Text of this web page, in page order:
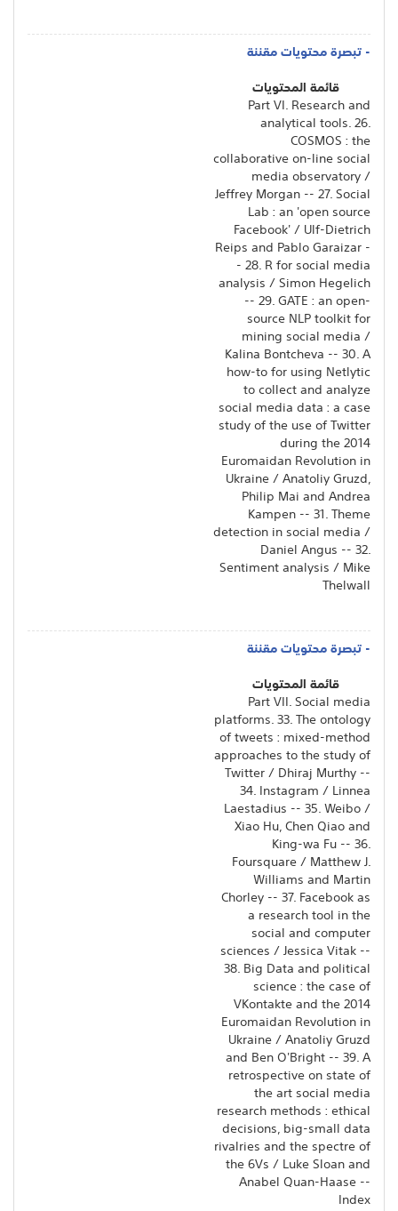
- تبصرة محتويات مقننة
قائمة المحتويات
Part VI. Research and
analytical tools. 26.
COSMOS : the
collaborative on-line social
media observatory /
Jeffrey Morgan -- 27. Social
Lab : an 'open source
Facebook' / Ulf-Dietrich
Reips and Pablo Garaizar -
- 28. R for social media
analysis / Simon Hegelich
-- 29. GATE : an open-
source NLP toolkit for
mining social media /
Kalina Bontcheva -- 30. A
how-to for using Netlytic
to collect and analyze
social media data : a case
study of the use of Twitter
during the 2014
Euromaidan Revolution in
Ukraine / Anatoliy Gruzd,
Philip Mai and Andrea
Kampen -- 31. Theme
detection in social media /
Daniel Angus -- 32.
Sentiment analysis / Mike
Thelwall
- تبصرة محتويات مقننة
قائمة المحتويات
Part VII. Social media
platforms. 33. The ontology
of tweets : mixed-method
approaches to the study of
Twitter / Dhiraj Murthy --
34. Instagram / Linnea
Laestadius -- 35. Weibo /
Xiao Hu, Chen Qiao and
King-wa Fu -- 36.
Foursquare / Matthew J.
Williams and Martin
Chorley -- 37. Facebook as
a research tool in the
social and computer
sciences / Jessica Vitak --
38. Big Data and political
science : the case of
VKontakte and the 2014
Euromaidan Revolution in
Ukraine / Anatoliy Gruzd
and Ben O'Bright -- 39. A
retrospective on state of
the art social media
research methods : ethical
decisions, big-small data
rivalries and the spectre of
the 6Vs / Luke Sloan and
Anabel Quan-Haase --
Index